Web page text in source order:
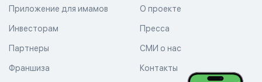
Приложение для имамов О проекте
Пресса
СМИ о нас
Контакты
Инвесторам
Партнеры
Франшиза